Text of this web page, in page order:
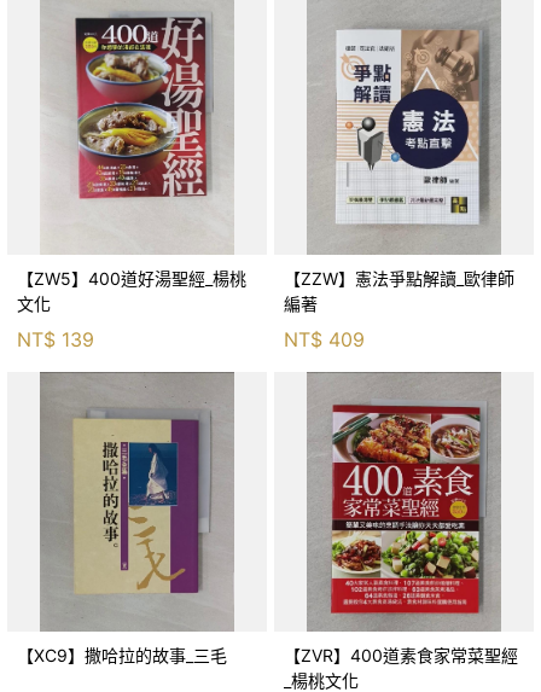
【ZW5】400道好湯聖經_楊桃
文化
NT$ 139
【ZZW】憲法爭點解讀_歐律師
編著
NT$ 409
【XC9】撒哈拉的故事_三毛
【ZVR】400道素食家常菜聖經
_楊桃文化